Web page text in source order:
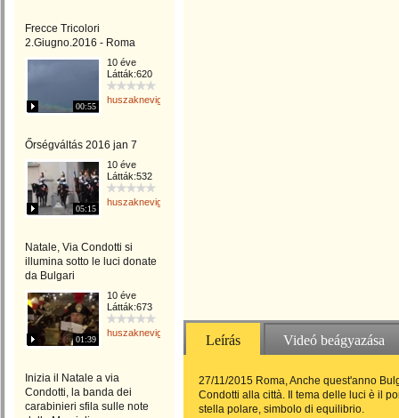
Frecce Tricolori
2.Giugno.2016 - Roma
00:55
10 éve
Látták:620
huszaknevighgabriella
Őrségváltás 2016 jan 7
05:15
10 éve
Látták:532
huszaknevighgabriella
Natale, Via Condotti si
illumina sotto le luci donate
da Bulgari
01:39
10 éve
Látták:673
huszaknevighgabriella
Inizia il Natale a via
Condotti, la banda dei
carabinieri sfila sulle note
Leírás Videó beágyazása
27/11/2015 Roma, Anche quest'anno
Condotti alla città. Il tema delle luci è il
stella polare, simbolo di equilibrio.